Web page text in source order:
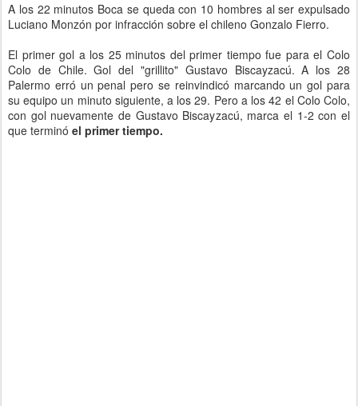
A los 22 minutos Boca se queda con 10 hombres al ser expulsado
Luciano Monzón por infracción sobre el chileno Gonzalo Fierro.
El primer gol a los 25 minutos del primer tiempo fue para el Colo
Colo de Chile. Gol del "grillito" Gustavo Biscayzacú. A los 28
Palermo erró un penal pero se reinvindicó marcando un gol para
su equipo un minuto siguiente, a los 29. Pero a los 42 el Colo Colo,
con gol nuevamente de Gustavo Biscayzacú, marca el 1-2 con el
que terminó el primer tiempo.